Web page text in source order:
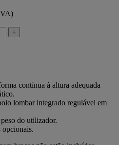
+
contínua à altura adequada
lombar integrado regulável em
do utilizador.
opcionais.